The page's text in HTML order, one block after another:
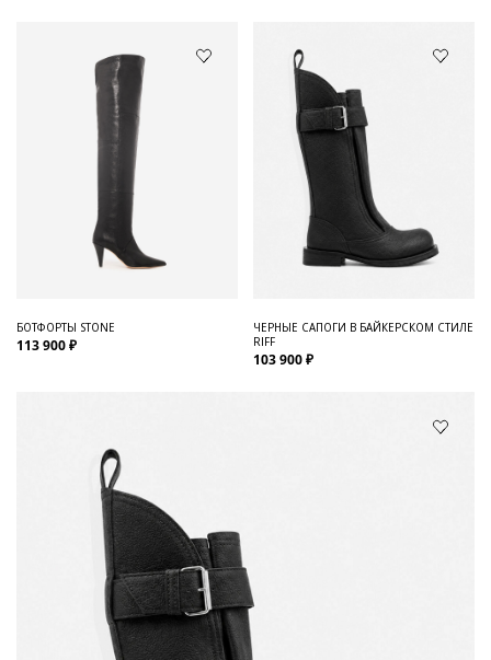
БОТФОРТЫ STONE
113 900 ₽
ЧЕРНЫЕ САПОГИ В БАЙКЕРСКОМ СТИЛЕ
RIFF
103 900 ₽